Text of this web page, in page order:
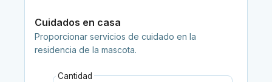
Cuidados en casa
Proporcionar servicios de cuidado en la
residencia de la mascota.
Cantidad